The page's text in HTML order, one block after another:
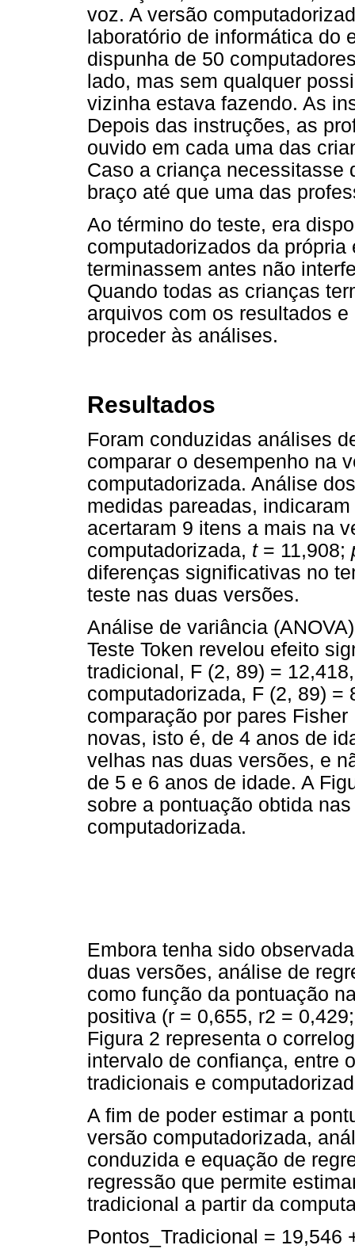
voz. A versão
laboratório de informática do
dispunha de 50
lado, mas sem qualquer
vizinha estava fazendo. As
Depois das instruções, as
ouvido em cada uma das
Caso a criança necessitasse
braço até que uma das
Ao término do teste, era
computadorizados da
terminassem antes não
Quando todas as crianças
arquivos com os resultados
proceder às análises.
Resultados
Foram conduzidas análises
comparar o desempenho na
computadorizada. Análise
medidas pareadas,
acertaram 9 itens a mais na
computadorizada, t= 11,908;
diferenças significativas no
teste nas duas versões.
Análise de variância
Teste Token revelou efeito
tradicional, F (2, 89) =
computadorizada, F (2, 89) =
comparação por pares
novas, isto é, de 4 anos de
velhas nas duas versões, e
de 5 e 6 anos de idade. A
sobre a pontuação obtida
computadorizada.
Embora tenha sido
duas versões, análise de
como função da pontuação
positiva (r = 0,655, r2 =
Figura 2 representa o
intervalo de confiança, entre
tradicionais e
A fim de poder estimar a
versão computadorizada,
conduzida e equação de
regressão que permite
tradicional a partir da
Pontos_Tradicional = 19,546